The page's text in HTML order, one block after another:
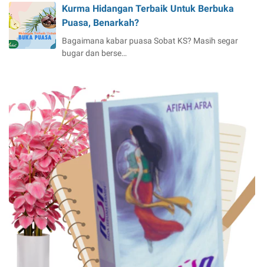
Kurma Hidangan Terbaik Untuk Berbuka
Puasa, Benarkah?
Bagaimana kabar puasa Sobat KS? Masih segar
bugar dan berse…